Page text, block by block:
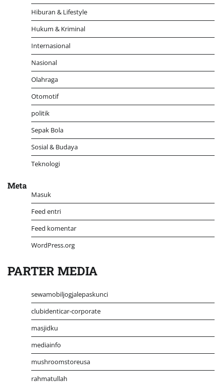
Hiburan & Lifestyle
Hukum & Kriminal
Internasional
Nasional
Olahraga
Otomotif
politik
Sepak Bola
Sosial & Budaya
Teknologi
Meta
Masuk
Feed entri
Feed komentar
WordPress.org
PARTER MEDIA
sewamobiljogjalepaskunci
clubidenticar-corporate
masjidku
mediainfo
mushroomstoreusa
rahmatullah